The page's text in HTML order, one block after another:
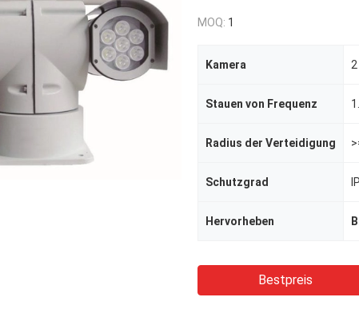
MOQ: 1
Kamera
Stauen von Frequenz
Radius der Verteidigung
Schutzgrad
Hervorheben
Bestpreis